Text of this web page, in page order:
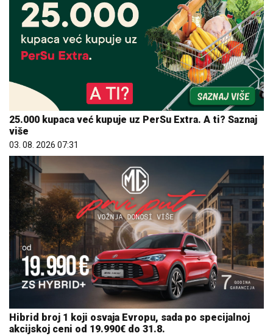
25.000 kupaca već kupuje uz PerSu Extra. A ti? Saznaj
više
03. 08. 2026 07:31
Hibrid broj 1 koji osvaja Evropu, sada po specijalnoj
akcijskoj ceni od 19.990€ do 31.8.